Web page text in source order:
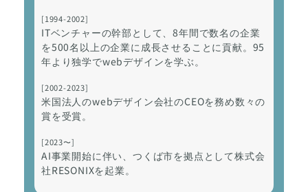
[1994-2002]
ITベンチャーの幹部として、8年間で数名の企業
を500名以上の企業に成長させることに貢献。95
年より独学でwebデザインを学ぶ。
[2002-2023]
米国法人のwebデザイン会社のCEOを務め数々の
賞を受賞。
[2023〜]
AI事業開始に伴い、つくば市を拠点として株式会
社RESONIXを起業。